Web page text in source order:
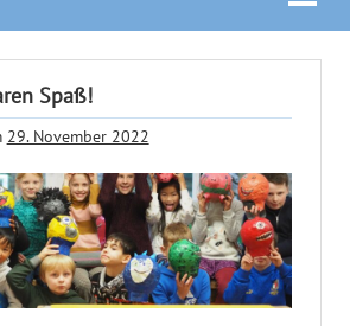
Spaß!
29. November 2022